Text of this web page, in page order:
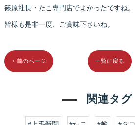
篠原社長・たこ専門店でよかったですね。
皆様も是非一度、ご賞味下さいね。
< 前のページ 一覧に戻る
関連タグ